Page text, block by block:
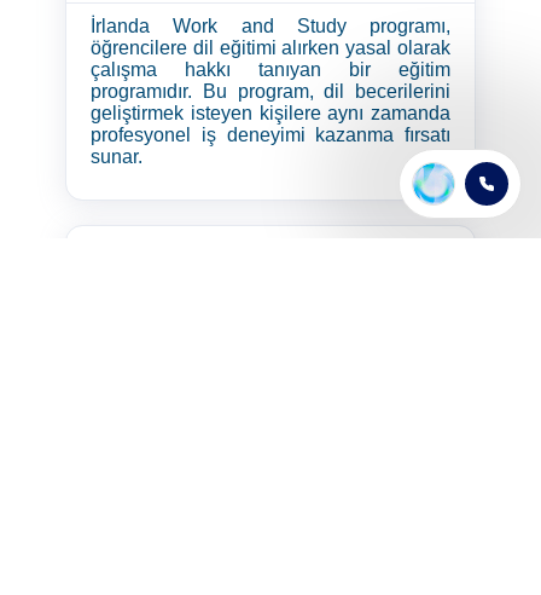
İrlanda Work and Study programı,
öğrencilere dil eğitimi alırken yasal olarak
çalışma hakkı tanıyan bir eğitim
programıdır. Bu program, dil becerilerini
geliştirmek isteyen kişilere aynı zamanda
profesyonel iş deneyimi kazanma fırsatı
sunar.